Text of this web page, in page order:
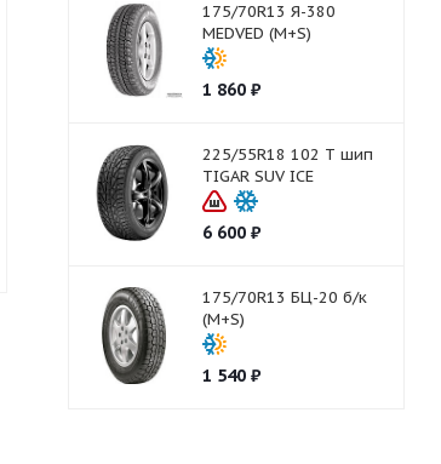
235/65R18 110 T шип
HANKOOK W429A Winter i
Нет в наличии
175/70R13 Я-380
MEDVED (M+S)
1 860₽
225/55R18 102 T шип
TIGAR SUV ICE
6 600₽
175/70R13 БЦ-20 б/к
(M+S)
1 540₽